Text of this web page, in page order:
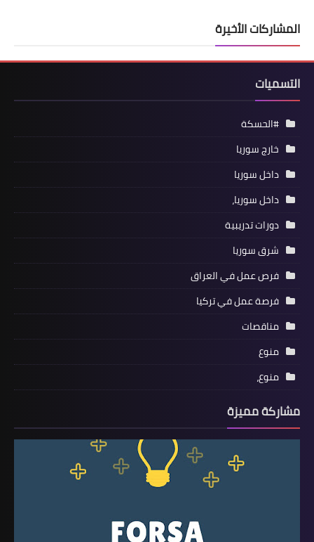
المشاركات الأخيرة
التسميات
#الحسكة
خارج سوريا
داخل سوريا
داخل سوريا،
دورات تدريبية
شرق سوريا
فرص عمل في العراق
فرصة عمل في تركيا
مناقصات
منوع
منوع،
مشاركة مميزة